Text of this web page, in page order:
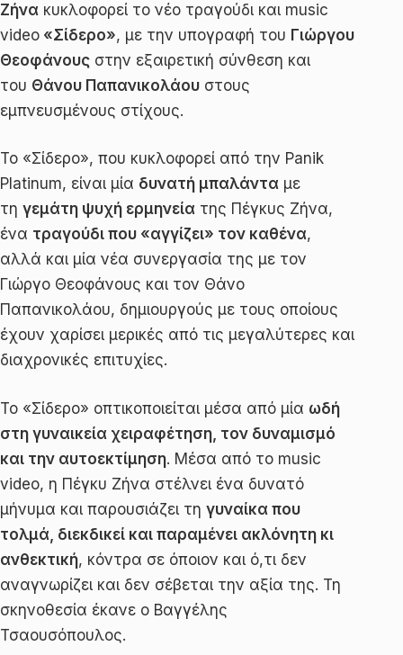
Ζήνα κυκλοφορεί το νέο τραγούδι και music
video «Σίδερο», με την υπογραφή του Γιώργου
Θεοφάνους στην εξαιρετική σύνθεση και
του Θάνου Παπανικολάου στους
εμπνευσμένους στίχους.
Το «Σίδερο», που κυκλοφορεί από την Panik
Platinum, είναι μία δυνατή μπαλάντα με
τη γεμάτη ψυχή ερμηνεία της Πέγκυς Ζήνα,
ένα τραγούδι που «αγγίζει» τον καθένα,
αλλά και μία νέα συνεργασία της με τον
Γιώργο Θεοφάνους και τον Θάνο
Παπανικολάου, δημιουργούς με τους οποίους
έχουν χαρίσει μερικές από τις μεγαλύτερες και
διαχρονικές επιτυχίες.
Το «Σίδερο» οπτικοποιείται μέσα από μία ωδή
στη γυναικεία χειραφέτηση, τον δυναμισμό
και την αυτοεκτίμηση. Μέσα από το music
video, η Πέγκυ Ζήνα στέλνει ένα δυνατό
μήνυμα και παρουσιάζει τη γυναίκα που
τολμά, διεκδικεί και παραμένει ακλόνητη κι
ανθεκτική, κόντρα σε όποιον και ό,τι δεν
αναγνωρίζει και δεν σέβεται την αξία της. Τη
σκηνοθεσία έκανε ο Βαγγέλης
Τσαουσόπουλος.